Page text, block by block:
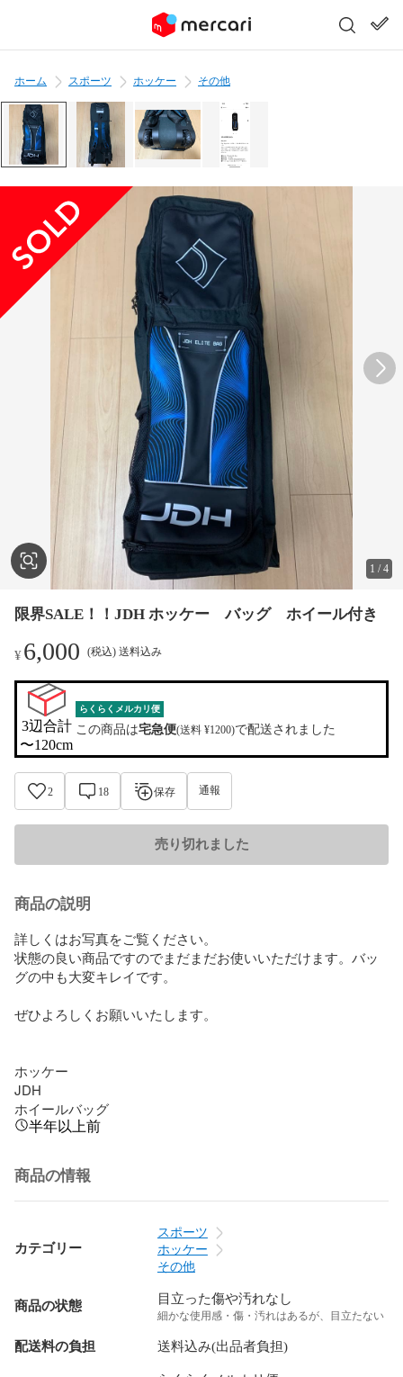
ホーム スポーツ ホッケー その他
1 /4
限界SALE！！JDH ホッケー バッグ ホイール付き
¥6,000 (税込) 送料込み
3辺合計
〜120cm
らくらくメルカリ便
この商品は宅急便(送料 ¥1200)で配送されました
2 18 保存 通報
売り切れました
商品の説明
詳しくはお写真をご覧ください。
状態の良い商品ですのでまだまだお使いいただけます。バッ
グの中も大変キレイです。
ぜひよろしくお願いいたします。
ホッケー
JDH
ホイールバッグ
半年以上前
商品の情報
カテゴリー
スポーツ
ホッケー
その他
商品の状態 目立った傷や汚れなし
細かな使用感・傷・汚れはあるが、目立たない
配送料の負担 送料込み(出品者負担)